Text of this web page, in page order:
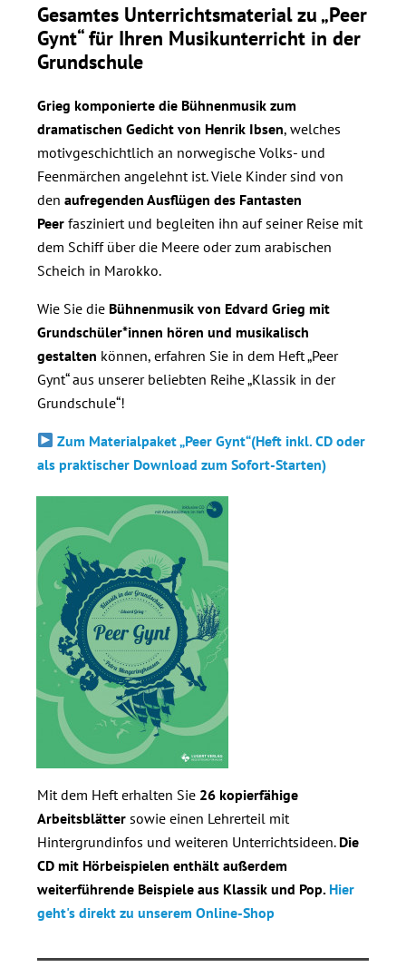
Gesamtes Unterrichtsmaterial zu „Peer
Gynt“ für Ihren Musikunterricht in der
Grundschule
Grieg komponierte die Bühnenmusik zum
dramatischen Gedicht von Henrik Ibsen, welches
motivgeschichtlich an norwegische Volks- und
Feenmärchen angelehnt ist. Viele Kinder sind von
den aufregenden Ausflügen des Fantasten
Peer fasziniert und begleiten ihn auf seiner Reise mit
dem Schiff über die Meere oder zum arabischen
Scheich in Marokko.
Wie Sie die Bühnenmusik von Edvard Grieg mit
Grundschüler*innen hören und musikalisch
gestalten können, erfahren Sie in dem Heft „Peer
Gynt“ aus unserer beliebten Reihe „Klassik in der
Grundschule“!
Zum Materialpaket „Peer Gynt“(Heft inkl. CD oder
als praktischer Download zum Sofort-Starten)
Mit dem Heft erhalten Sie 26 kopierfähige
Arbeitsblätter sowie einen Lehrerteil mit
Hintergrundinfos und weiteren Unterrichtsideen. Die
CD mit Hörbeispielen enthält außerdem
weiterführende Beispiele aus Klassik und Pop. Hier
geht's direkt zu unserem Online-Shop